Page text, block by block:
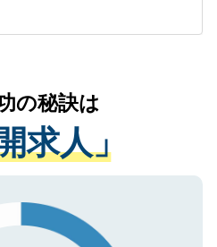
いたします。お預かりし
人データはご本人の許可
り扱いについての厳密な
た事業者のみに付与され
マークを取得済みです。
してもご安心ください。
の医療機関の状況や紹介
ら、適切なアドバイスを
す。すぐにご転職をされ
的なサポートが可能です
録ください。
の秘訣は
求人」